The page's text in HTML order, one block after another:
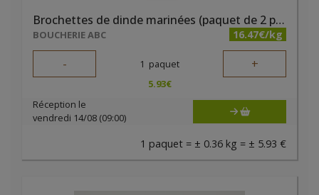
Brochettes de dinde marinées (paquet de 2 pièces)
BOUCHERIE ABC 16.47€/kg
- 1 paquet +
5.93€
Réception le
vendredi 14/08 (09:00)
1 paquet = ± 0.36 kg = ± 5.93 €